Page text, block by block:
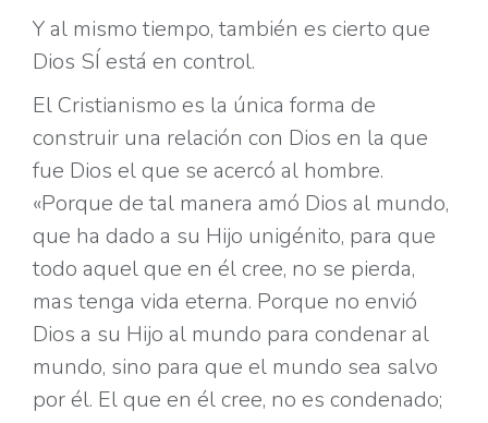
Y al mismo tiempo, también es cierto que
Dios SÍ está en control.
El Cristianismo es la única forma de
construir una relación con Dios en la que
fue Dios el que se acercó al hombre.
«Porque de tal manera amó Dios al mundo,
que ha dado a su Hijo unigénito, para que
todo aquel que en él cree, no se pierda,
mas tenga vida eterna. Porque no envió
Dios a su Hijo al mundo para condenar al
mundo, sino para que el mundo sea salvo
por él. El que en él cree, no es condenado;